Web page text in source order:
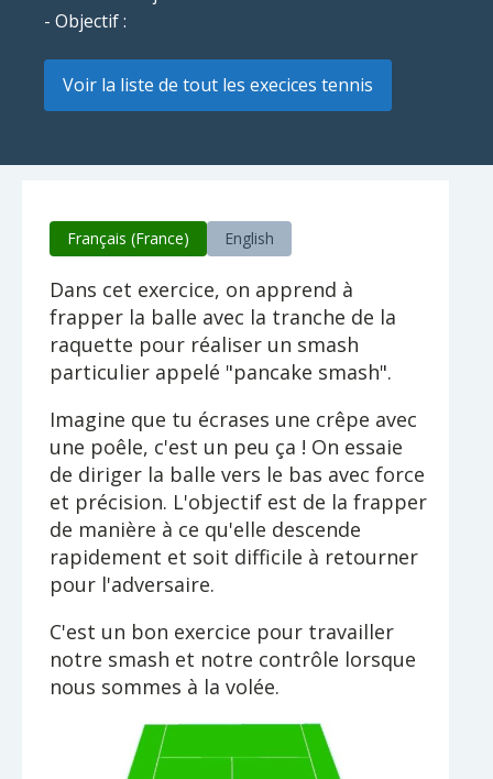
- Objectif :
Voir la liste de tout les execices tennis
Français (France) English
Dans cet exercice, on apprend à
frapper la balle avec la tranche de la
raquette pour réaliser un smash
particulier appelé "pancake smash".
Imagine que tu écrases une crêpe avec
une poêle, c'est un peu ça ! On essaie
de diriger la balle vers le bas avec force
et précision. L'objectif est de la frapper
de manière à ce qu'elle descende
rapidement et soit difficile à retourner
pour l'adversaire.
C'est un bon exercice pour travailler
notre smash et notre contrôle lorsque
nous sommes à la volée.